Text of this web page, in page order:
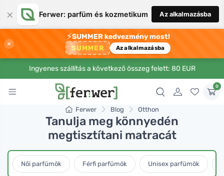
× Ferwer: parfüm és kozmetikum Az alkalmazásba
×
⚡SUMMER kedvezmény most!
SUMMER Az alkalmazásba
Ingyenes szállítás a következő összeg felett: 80 EUR
0
Ferwer Blog Otthon
Tanulja meg könnyedén
megtisztítani matracát
Női parfümök Férfi parfümök Unisex parfümök